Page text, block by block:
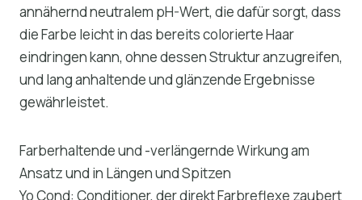
annähernd neutralem pH-Wert, die dafür sorgt, dass
die Farbe leicht in das bereits colorierte Haar
eindringen kann, ohne dessen Struktur anzugreifen,
und lang anhaltende und glänzende Ergebnisse
gewährleistet.
Farberhaltende und -verlängernde Wirkung am
Ansatz und in Längen und Spitzen
Yo Cond: Conditioner, der direkt Farbreflexe zaubert